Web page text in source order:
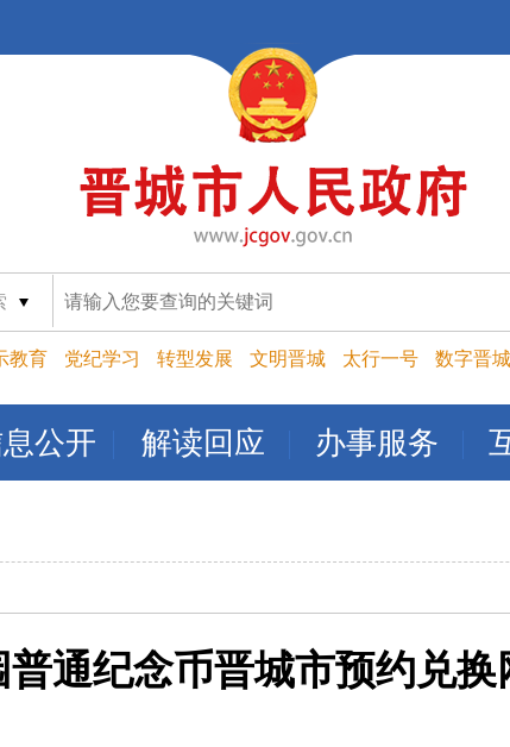
教育 党纪学习 转型发展 文明晋城 太行一号 数字晋城
公开 解读回应 办事服务
通纪念币晋城市预约兑